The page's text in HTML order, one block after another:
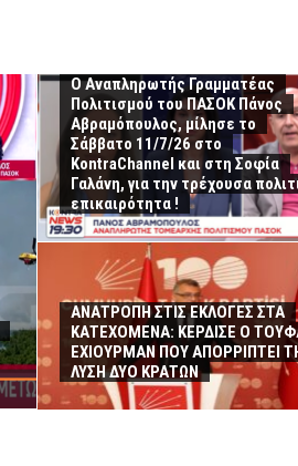
Ο Αναπληρωτής Γραμματέας
Πολιτισμού του ΠΑΣΟΚ Πάνος
Αβραμόπουλος, μίλησε το
Σάββατο 11/7/26 στο
KontraChannel και στη Σοφία
Γαλάνη, για την τρέχουσα
επικαιρότητα !
ΑΝΑΤΡΟΠΗ ΣΤΙΣ ΕΚΛΟΓΕΣ ΣΤΑ
ΚΑΤΕΧΟΜΕΝΑ: ΚΕΡΔΙΣΕ Ο
ΕΧΙΟΥΡΜΑΝ ΠΟΥ ΑΠΟΡΡΙΠΤΕΙ
ΛΥΣΗ ΔΥΟ ΚΡΑΤΩΝ